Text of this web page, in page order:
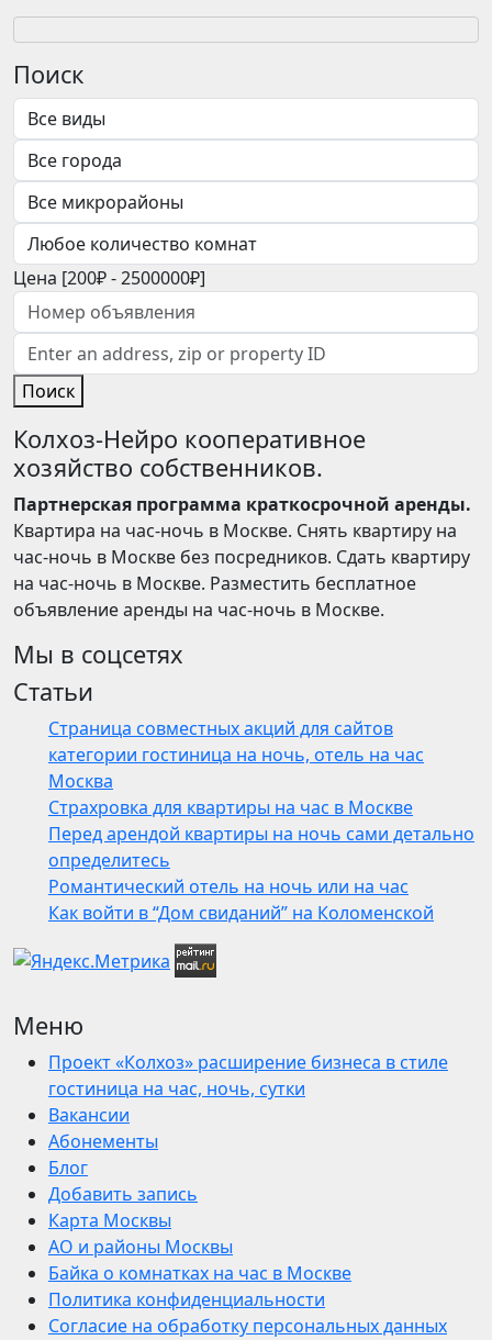
Поиск
Цена [200₽-2500000₽]
Поиск
Колхоз-Нейро кооперативное
хозяйство собственников.
Партнерская программа краткосрочной аренды.
Квартира на час-ночь в Москве. Снять квартиру на
час-ночь в Москве без посредников. Сдать квартиру
на час-ночь в Москве. Разместить бесплатное
объявление аренды на час-ночь в Москве.
Мы в соцсетях
Статьи
Страница совместных акций для сайтов
категории гостиница на ночь, отель на час
Москва
Страхровка для квартиры на час в Москве
Перед арендой квартиры на ночь сами детально
определитесь
Романтический отель на ночь или на час
Как войти в “Дом свиданий” на Коломенской
Меню
Проект «Колхоз» расширение бизнеса в стиле
гостиница на час, ночь, сутки
Вакансии
Абонементы
Блог
Добавить запись
Карта Москвы
АО и районы Москвы
Байка о комнатках на час в Москве
Политика конфиденциальности
Согласие на обработку персональных данных